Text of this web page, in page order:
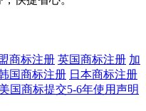
商标注册 英国商标注册 加
国商标注册 日本商标注册
美国商标提交5-6年使用声明